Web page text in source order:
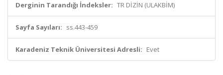
Derginin Tarandığı İndeksler: TR DİZİN (ULAKBİM)
Sayfa Sayıları: ss.443-459
Karadeniz Teknik Üniversitesi Adresli: Evet